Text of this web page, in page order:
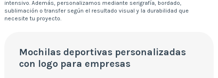
intensivo. Además, personalizamos mediante serigrafía, bordado,
sublimación o transfer según el resultado visual y la durabilidad que
necesite tu proyecto.
Mochilas deportivas personalizadas
con logo para empresas